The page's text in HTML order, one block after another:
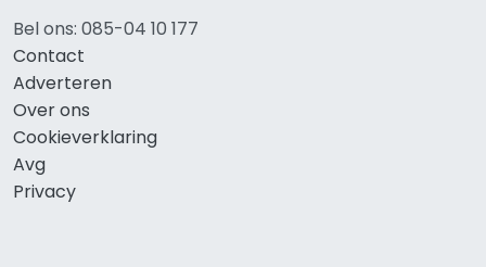
Bel ons: 085-04 10 177
Contact
Adverteren
Over ons
Cookieverklaring
Avg
Privacy